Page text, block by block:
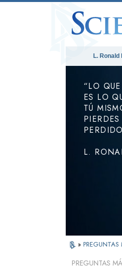
L. Ronald
“LO
ES LO
TÚ
L.
» PREGUNTAS
PREGUNTAS